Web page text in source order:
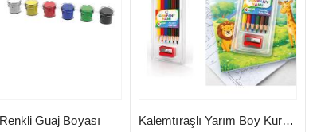
Guaj Boyası Kalemtıraşlı Yarım Boy Kuru Boya (6 Adet)